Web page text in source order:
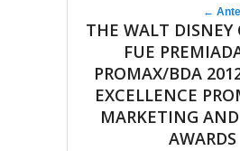
←
THE WALT DISNEY
FUE
PROMAX/BDA
EXCELLENCE
MARKETING
AWARDS